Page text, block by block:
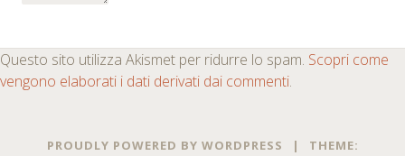
Questo sito utilizza Akismet per ridurre lo spam. Scopri come
vengono elaborati i dati derivati dai commenti.
PROUDLY POWERED BY WORDPRESS | THEME: